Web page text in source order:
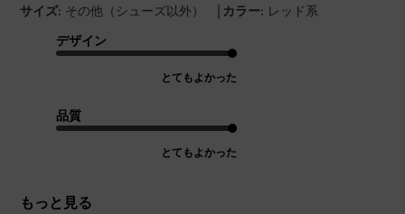
サイズ: その他（シューズ以外） | カラー: レッド系
デザイン
とてもよかった
品質
とてもよかった
もっと見る